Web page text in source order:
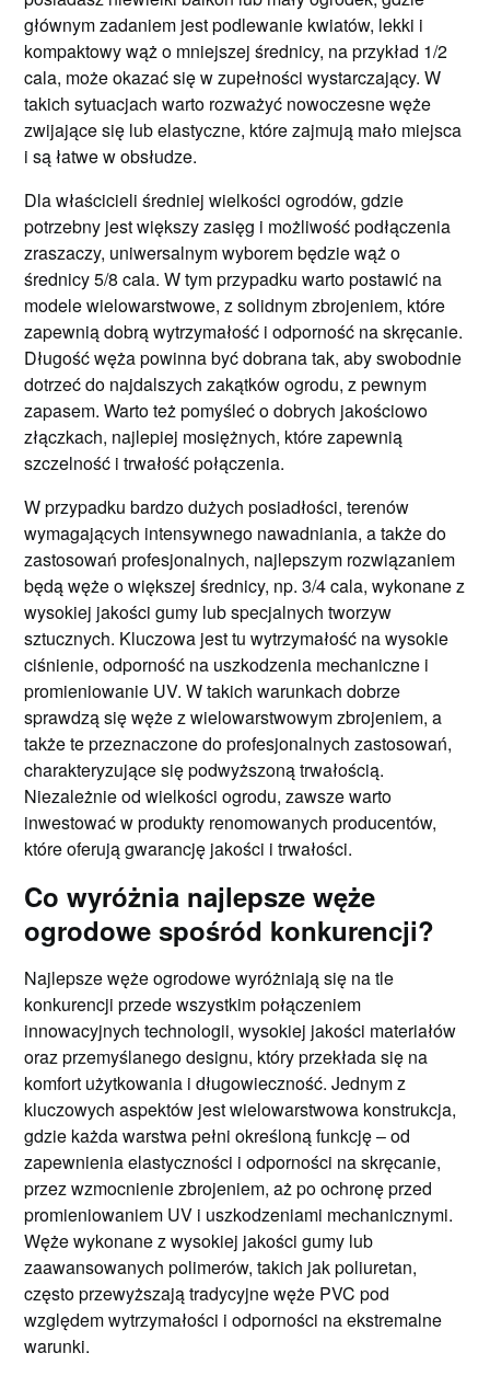
głównym zadaniem jest podlewanie kwiatów, lekki i
kompaktowy wąż o mniejszej średnicy, na przykład 1/2
cala, może okazać się w zupełności wystarczający. W
takich sytuacjach warto rozważyć nowoczesne węże
zwijające się lub elastyczne, które zajmują mało miejsca
i są łatwe w obsłudze.
Dla właścicieli średniej wielkości ogrodów, gdzie
potrzebny jest większy zasięg i możliwość podłączenia
zraszaczy, uniwersalnym wyborem będzie wąż o
średnicy 5/8 cala. W tym przypadku warto postawić na
modele wielowarstwowe, z solidnym zbrojeniem, które
zapewnią dobrą wytrzymałość i odporność na skręcanie.
Długość węża powinna być dobrana tak, aby swobodnie
dotrzeć do najdalszych zakątków ogrodu, z pewnym
zapasem. Warto też pomyśleć o dobrych jakościowo
złączkach, najlepiej mosiężnych, które zapewnią
szczelność i trwałość połączenia.
W przypadku bardzo dużych posiadłości, terenów
wymagających intensywnego nawadniania, a także do
zastosowań profesjonalnych, najlepszym rozwiązaniem
będą węże o większej średnicy, np. 3/4 cala, wykonane z
wysokiej jakości gumy lub specjalnych tworzyw
sztucznych. Kluczowa jest tu wytrzymałość na wysokie
ciśnienie, odporność na uszkodzenia mechaniczne i
promieniowanie UV. W takich warunkach dobrze
sprawdzą się węże z wielowarstwowym zbrojeniem, a
także te przeznaczone do profesjonalnych zastosowań,
charakteryzujące się podwyższoną trwałością.
Niezależnie od wielkości ogrodu, zawsze warto
inwestować w produkty renomowanych producentów,
które oferują gwarancję jakości i trwałości.
Co wyróżnia najlepsze węże
ogrodowe spośród konkurencji?
Najlepsze węże ogrodowe wyróżniają się na tle
konkurencji przede wszystkim połączeniem
innowacyjnych technologii, wysokiej jakości materiałów
oraz przemyślanego designu, który przekłada się na
komfort użytkowania i długowieczność. Jednym z
kluczowych aspektów jest wielowarstwowa konstrukcja,
gdzie każda warstwa pełni określoną funkcję – od
zapewnienia elastyczności i odporności na skręcanie,
przez wzmocnienie zbrojeniem, aż po ochronę przed
promieniowaniem UV i uszkodzeniami mechanicznymi.
Węże wykonane z wysokiej jakości gumy lub
zaawansowanych polimerów, takich jak poliuretan,
często przewyższają tradycyjne węże PVC pod
względem wytrzymałości i odporności na ekstremalne
warunki.